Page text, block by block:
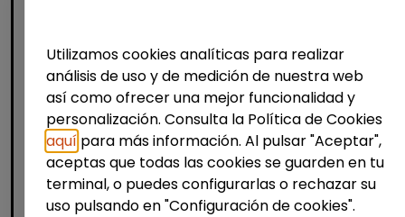
(Barcelona) - español, francés,
alemán, sueco, holandés o italiano
MSX Internacional| España(Barcelona)
MSX International es el proveedor líder
mundial de soluciones comerciales
externalizadas para la industria automotriz
y opera en más de 80 países. La amplia
experienci...
Utilizamos cookies analíticas para realizar
análisis de uso y de medición de nuestra web
así como ofrecer una mejor funcionalidad y
personalización. Consulta la Política de Cookies
aquí para más información. Al pulsar "Aceptar",
aceptas que todas las cookies se guarden en tu
terminal, o puedes configurarlas o rechazar su
uso pulsando en "Configuración de cookies".